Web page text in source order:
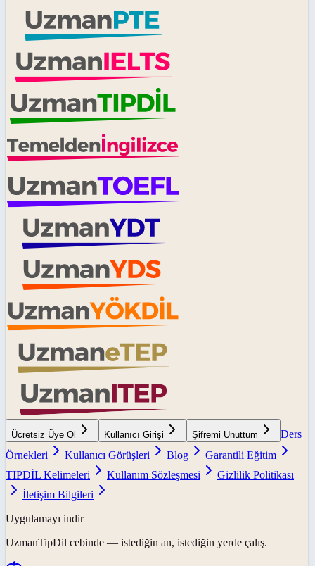
Ücretsiz Üye Ol Kullanıcı Girişi Şifremi Unuttum
Ders
Örnekleri
Kullanıcı Görüşleri Blog
Garantili Eğitim
TIPDİL Kelimeleri
Kullanım Sözleşmesi
Gizlilik Politikası
İletişim Bilgileri
Uygulamayı indir
UzmanTipDil cebinde — istediğin an, istediğin yerde çalış.